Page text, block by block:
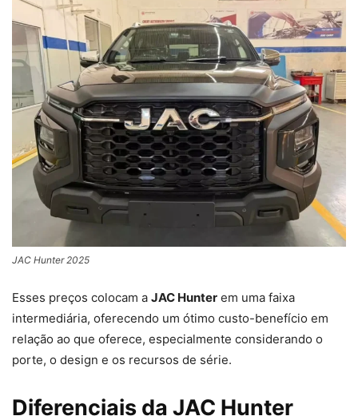
JAC Hunter 2025
Esses preços colocam a JAC Hunter em uma faixa
intermediária, oferecendo um ótimo custo-benefício em
relação ao que oferece, especialmente considerando o
porte, o design e os recursos de série.
Diferenciais da JAC Hunter